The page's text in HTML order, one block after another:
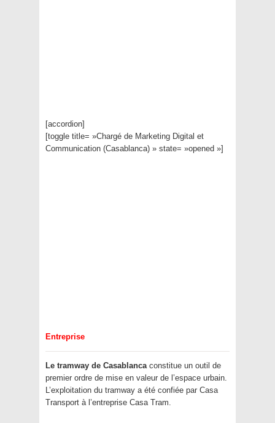
[accordion]
[toggle title= »Chargé de Marketing Digital et
Communication (Casablanca) » state= »opened »]
Entreprise
Le tramway de Casablanca constitue un outil de
premier ordre de mise en valeur de l’espace urbain.
L’exploitation du tramway a été confiée par Casa
Transport à l’entreprise Casa Tram.